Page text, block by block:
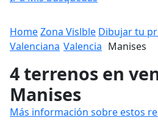
HomeZona Vislble Dibujar tu
Valenciana Valencia Manises
4 terrenos en
Manises
Más información sobre estos